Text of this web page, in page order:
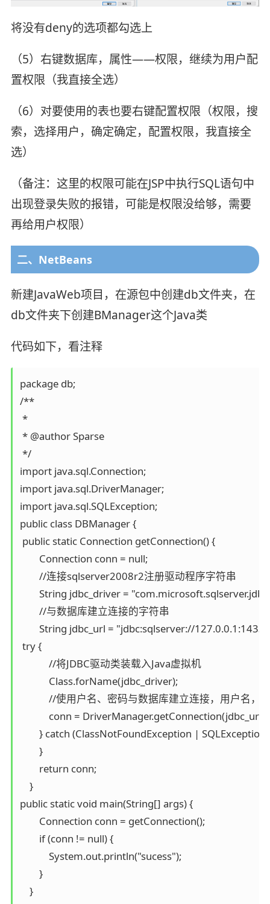
将没有deny的选项都勾选上
（5）右键数据库，属性——权限，继续为用户配
置权限（我直接全选）
（6）对要使用的表也要右键配置权限（权限，搜
索，选择用户，确定确定，配置权限，我直接全
选）
（备注：这里的权限可能在JSP中执行SQL语句中
出现登录失败的报错，可能是权限没给够，需要
再给用户权限）
二、NetBeans
新建JavaWeb项目，在源包中创建db文件夹，在
db文件夹下创建BManager这个Java类
代码如下，看注释
package db;
/**
*
* @author Sparse
*/
import java.sql.Connection;
import java.sql.DriverManager;
import java.sql.SQLException;
public class DBManager {
public static Connection getConnection() {
        Connection conn = null;
        //连接sqlserver2008r2注册驱动程序字符串
String jdbc_driver =
        //与数据库建立连接的字符串
String jdbc_url = "jdbc:sqlserver://
try {
            //将JDBC驱动类装载入Java虚拟机
            Class.forName(jdbc_driver);
//使用户名、密码与数据库建立连接，用户名，
conn = DriverManager.getConnection(jdbc_url,
} catch (ClassNotFoundException | SQLException
        }
        return conn;
    }
public static void main(String[] args) {
        Connection conn = getConnection();
        if (conn != null) {
            System.out.println("sucess");
        }
    }